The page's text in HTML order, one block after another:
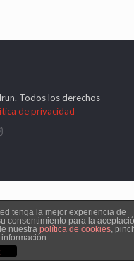
Todos los derechos
de privacidad
tenga la mejor experiencia de
consentimiento para la
nuestra política de cookies,